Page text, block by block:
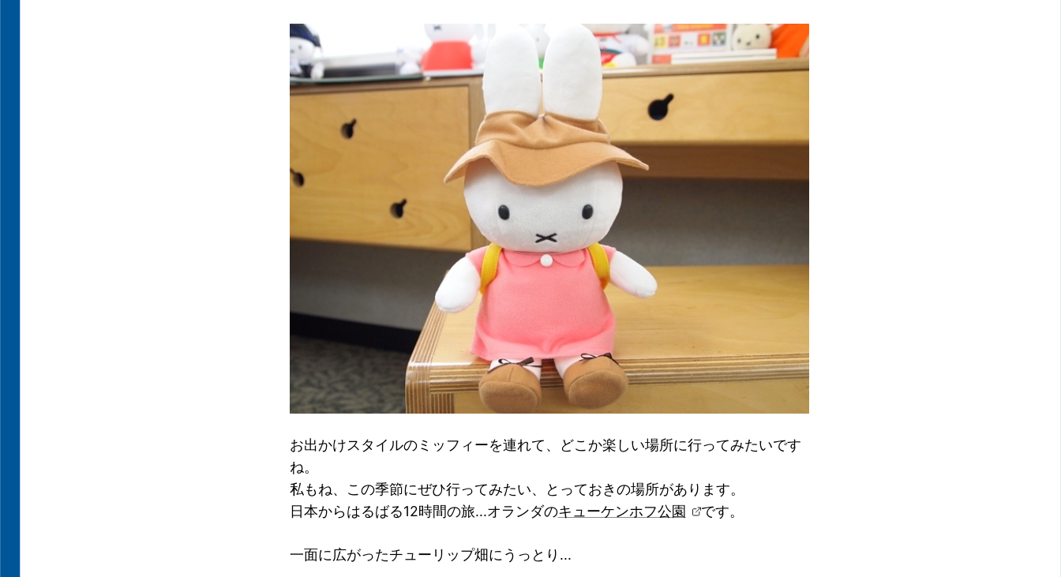
お出かけスタイルのミッフィーを連れて、どこか楽しい場所に行ってみたいです
ね。
私もね、この季節にぜひ行ってみたい、とっておきの場所があります。
日本からはるばる12時間の旅...オランダのキューケンホフ公園 です。
一面に広がったチューリップ畑にうっとり...